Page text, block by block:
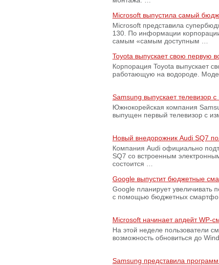
Microsoft выпустила самый
Microsoft представила
130. По информации
самым «самым доступным …
Toyota выпускает свою первую
Корпорация Toyota выпускает
работающую на водороде.
Samsung выпускает телевизор
Южнокорейская компания
выпущен первый телевизор с
Новый внедорожник Audi SQ7
Компания Audi официально
SQ7 со встроенным
состоится …
Google выпустит бюджетные
Google планирует увеличивать
с помощью бюджетных
Microsoft начинает апдейт WP-
На этой неделе пользователи
возможность обновиться до
Samsung представила